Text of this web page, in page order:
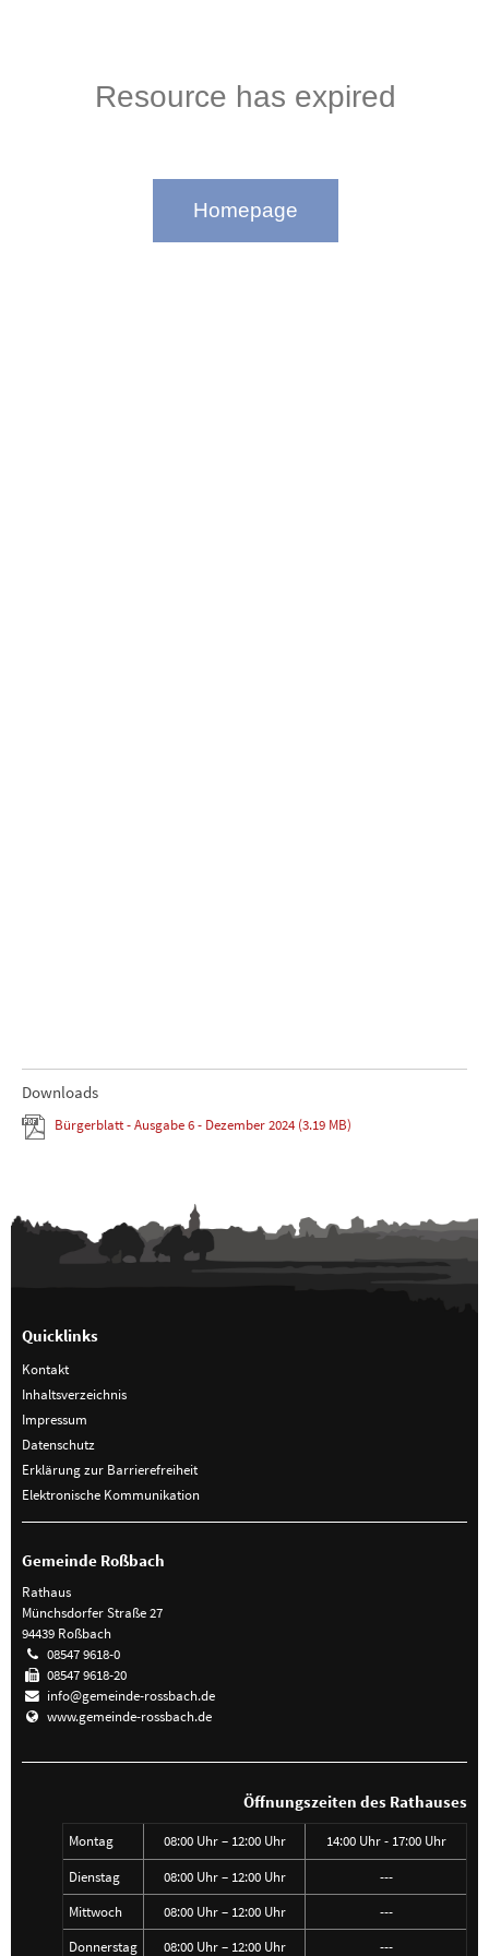
Downloads
Bürgerblatt - Ausgabe 6 - Dezember 2024 (3.19 MB)
Quicklinks
Kontakt
Inhaltsverzeichnis
Impressum
Datenschutz
Erklärung zur Barrierefreiheit
Elektronische Kommunikation
Gemeinde Roßbach
Rathaus
Münchsdorfer Straße 27
94439 Roßbach
08547 9618-0
08547 9618-20
info@gemeinde-rossbach.de
www.gemeinde-rossbach.de
Öffnungszeiten des Rathauses
Montag 08:00 Uhr – 12:00 Uhr 14:00 Uhr - 17:00 Uhr
Dienstag 08:00 Uhr – 12:00 Uhr
---
Mittwoch
08:00 Uhr – 12:00 Uhr
---
Donnerstag
08:00 Uhr – 12:00 Uhr ---